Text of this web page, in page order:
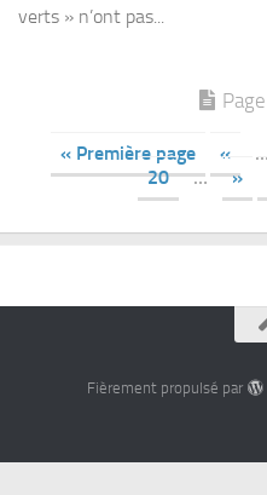
verts » n’ont pas...
« Première page « …
20
… »
Fièrement propulsé par